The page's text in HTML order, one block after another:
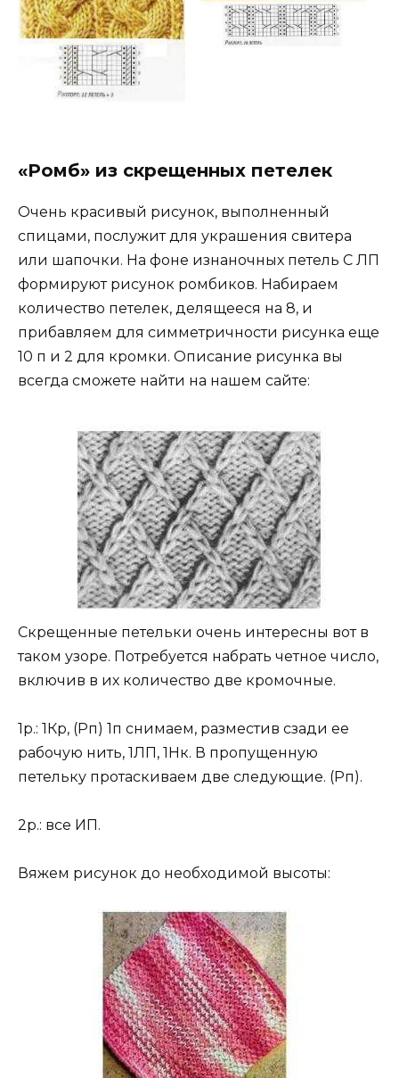
«Ромб» из скрещенных петелек
Очень красивый рисунок, выполненный
спицами, послужит для украшения свитера
или шапочки. На фоне изнаночных петель С ЛП
формируют рисунок ромбиков. Набираем
количество петелек, делящееся на 8, и
прибавляем для симметричности рисунка еще
10 п и 2 для кромки. Описание рисунка вы
всегда сможете найти на нашем сайте:
Скрещенные петельки очень интересны вот в
таком узоре. Потребуется набрать четное число,
включив в их количество две кромочные.
1р.: 1Кр, (Рп) 1п снимаем, разместив сзади ее
рабочую нить, 1ЛП, 1Нк. В пропущенную
петельку протаскиваем две следующие. (Рп).
2р.: все ИП.
Вяжем рисунок до необходимой высоты: